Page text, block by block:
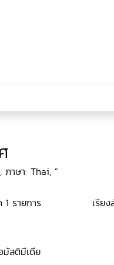
าษา: Thai, ”
รายการ เรีย
มัลติมีเดีย